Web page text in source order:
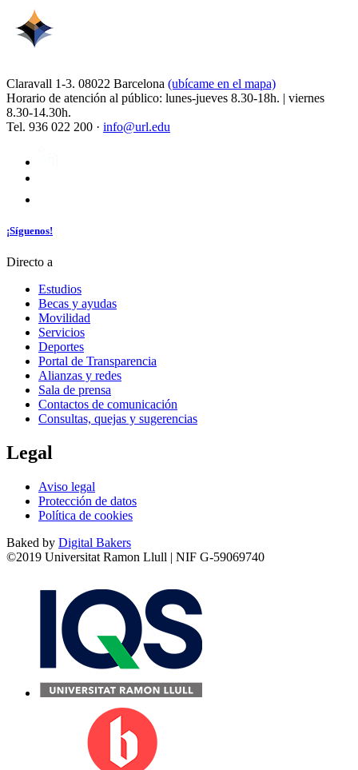
Claravall 1-3. 08022 Barcelona (ubícame en el mapa)
Horario de atención al público: lunes-jueves 8.30-18h. | viernes
8.30-14.30h.
Tel. 936 022 200 · info@url.edu
¡Síguenos!
Directo a
Estudios
Becas y ayudas
Movilidad
Servicios
Deportes
Portal de Transparencia
Alianzas y redes
Sala de prensa
Contactos de comunicación
Consultas, quejas y sugerencias
Legal
Aviso legal
Protección de datos
Política de cookies
Baked by Digital Bakers
©2019 Universitat Ramon Llull | NIF G-59069740